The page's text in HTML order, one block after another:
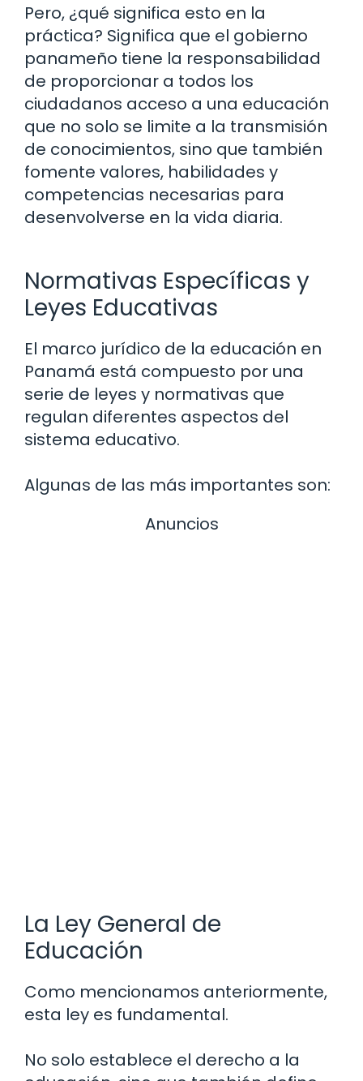
Pero, ¿qué significa esto en la
práctica? Significa que el gobierno
panameño tiene la responsabilidad
de proporcionar a todos los
ciudadanos acceso a una educación
que no solo se limite a la transmisión
de conocimientos, sino que también
fomente valores, habilidades y
competencias necesarias para
desenvolverse en la vida diaria.
Normativas Específicas y
Leyes Educativas
El marco jurídico de la educación en
Panamá está compuesto por una
serie de leyes y normativas que
regulan diferentes aspectos del
sistema educativo.
Algunas de las más importantes son:
Anuncios
La Ley General de
Educación
Como mencionamos anteriormente,
esta ley es fundamental.
No solo establece el derecho a la